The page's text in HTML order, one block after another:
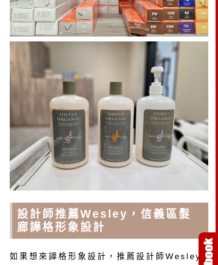
設計師推薦Wesley，信義區髮
廊譁格形象設計
如果想來譁格形象設計，推薦設計師Wesley